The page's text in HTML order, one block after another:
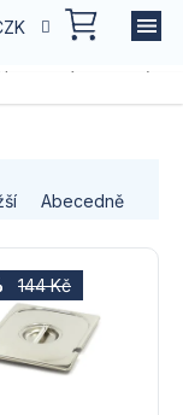
Abecedně
144 Kč